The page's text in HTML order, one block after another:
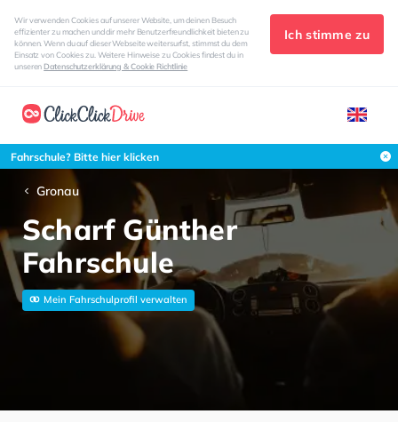
Wir verwenden Cookies auf unserer Website, um deinen Besuch
effizienter zu machen und dir mehr Benutzerfreundlichkeit bieten zu
können. Wenn du auf dieser Webseite weitersurfst, stimmst du dem
Einsatz von Cookies zu. Weitere Hinweise zu Cookies findest du in
unserenDatenschutzerklärung & Cookie Richtlinie
Ich stimme zu
Fahrschule? Bitte hier klicken
Gronau
Scharf Günther
Fahrschule
Mein Fahrschulprofil verwalten